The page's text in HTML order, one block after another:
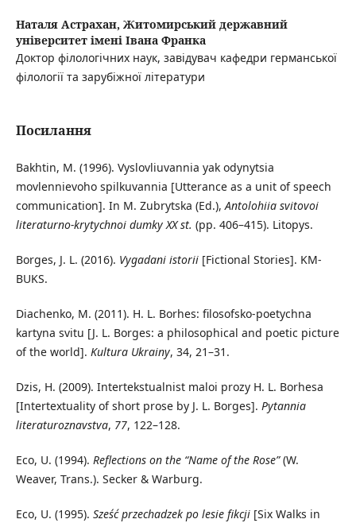
Наталя Астрахан, Житомирський державний
університет імені Івана Франка
Доктор філологічних наук, завідувач кафедри германської
філології та зарубіжної літератури
Посилання
Bakhtin, M. (1996). Vyslovliuvannia yak odynytsia
movlennievoho spilkuvannia [Utterance as a unit of speech
communication]. In M. Zubrytska (Ed.),Antolohiia svitovoi
literaturno-krytychnoi dumky XX st. (pp. 406–415). Litopys.
Borges, J. L. (2016). Vygadani istorii [Fictional Stories]. KM-
BUKS.
Diachenko, M. (2011). H. L. Borhes: filosofsko-poetychna
kartyna svitu [J. L. Borges: a philosophical and poetic picture
of the world]. Kultura Ukrainy, 34, 21–31.
Dzis, H. (2009). Intertekstualnist maloi prozy H. L. Borhesa
[Intertextuality of short prose by J. L. Borges]. Pytannia
literaturoznavstva, 77, 122–128.
Eco, U. (1994). Reflections on the “Name of the Rose”(W.
Weaver, Trans.). Secker & Warburg.
Eco, U. (1995). Sześć przechadzek po lesie fikcji[Six Walks in